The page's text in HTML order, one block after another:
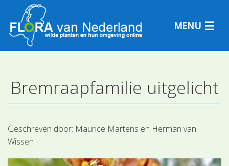
MENU
Plantensoorten
Plantengemeenschappen
Bremraapfamilie uitgelicht
Geschreven door: Maurice Martens en Herman van
Wissen